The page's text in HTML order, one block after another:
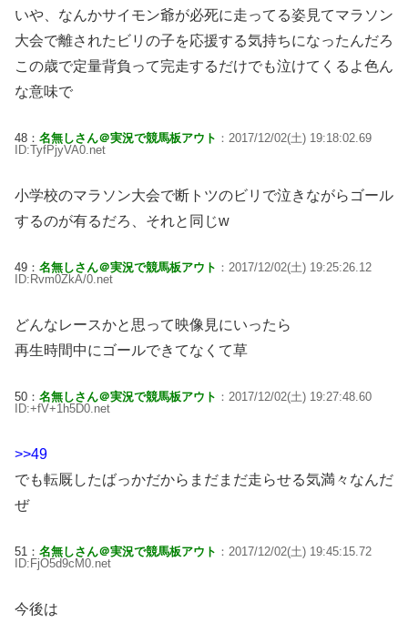
いや、なんかサイモン爺が必死に走ってる姿見てマラソン
大会で離されたビリの子を応援する気持ちになったんだろ
この歳で定量背負って完走するだけでも泣けてくるよ色ん
な意味で
48： 名無しさん＠実況で競馬板アウト ：2017/12/02(土) 19:18:02.69
ID:TyfPjyVA0.net
小学校のマラソン大会で断トツのビリで泣きながらゴール
するのが有るだろ、それと同じw
49： 名無しさん＠実況で競馬板アウト ：2017/12/02(土) 19:25:26.12
ID:Rvm0ZkA/0.net
どんなレースかと思って映像見にいったら
再生時間中にゴールできてなくて草
50： 名無しさん＠実況で競馬板アウト ：2017/12/02(土) 19:27:48.60
ID:+fV+1h5D0.net
>>49
でも転厩したばっかだからまだまだ走らせる気満々なんだ
ぜ
51： 名無しさん＠実況で競馬板アウト ：2017/12/02(土) 19:45:15.72
ID:FjO5d9cM0.net
今後は